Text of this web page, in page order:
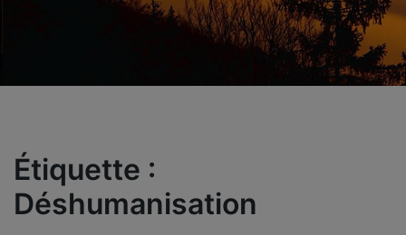
Étiquette :
Déshumanisation